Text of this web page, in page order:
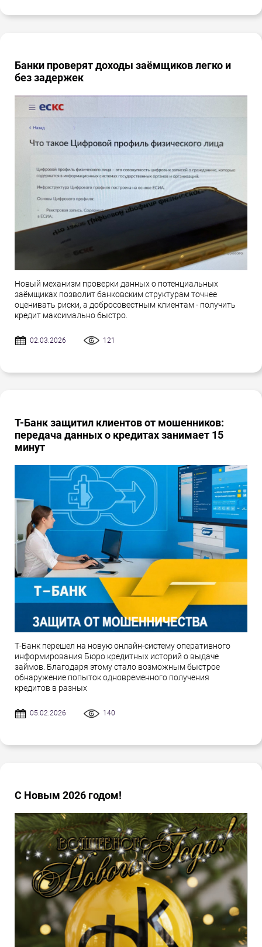
Банки проверят доходы заёмщиков легко и
без задержек
Новый механизм проверки данных о потенциальных
заёмщиках позволит банковским структурам точнее
оценивать риски, а добросовестным клиентам - получить
кредит максимально быстро.
02.03.2026 121
Т-Банк защитил клиентов от мошенников:
передача данных о кредитах занимает 15
минут
Т-Банк перешел на новую онлайн-систему оперативного
информирования Бюро кредитных историй о выдаче
займов. Благодаря этому стало возможным быстрое
обнаружение попыток одновременного получения
кредитов в разных
05.02.2026 140
С Новым 2026 годом!